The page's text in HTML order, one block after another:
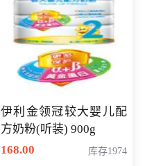
伊利金领冠较大婴儿配
方奶粉(听装) 900g
168.00
库存1974